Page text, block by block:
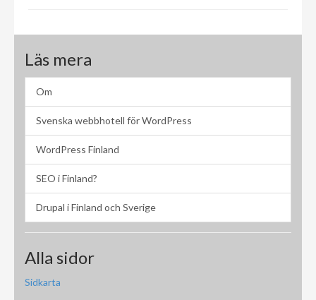
Läs mera
Om
Svenska webbhotell för WordPress
WordPress Finland
SEO i Finland?
Drupal i Finland och Sverige
Alla sidor
Sidkarta